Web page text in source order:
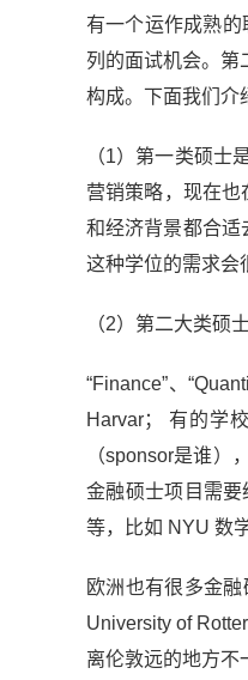
有一个运作成熟的
列的面试机会。第
构成。下面我们介
（1）第一类硕士
营销策略，现在也
和经济背景都合适
这种学位的需求会
（2）第二大类硕
“Finance”、
Harvar； 有的学
（sponsor是谁）
金融硕士项目需
等，比如 NYU 数
欧洲也有很多金
University of
离伦敦远的地方不